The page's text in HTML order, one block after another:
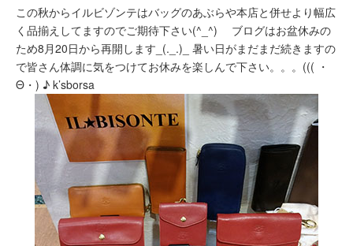
この秋からイルビゾンテはバッグのあぶらや本店と併せより幅広
く品揃えしてますのでご期待下さい(^_^)ゞ ブログはお盆休みの
ため8月20日から再開します_(._.)_ 暑い日がまだまだ続きますの
で皆さん体調に気をつけてお休みを楽しんで下さい。。。((( ・
Θ・) ♪ k’sborsa